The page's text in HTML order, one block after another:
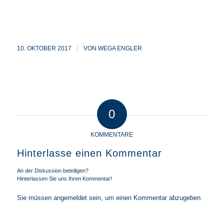
10. OKTOBER 2017 / VON WEGA ENGLER
0
KOMMENTARE
Hinterlasse einen Kommentar
An der Diskussion beteiligen?
Hinterlassen Sie uns Ihren Kommentar!
Sie müssen angemeldetsein, um einen Kommentar abzugeben.